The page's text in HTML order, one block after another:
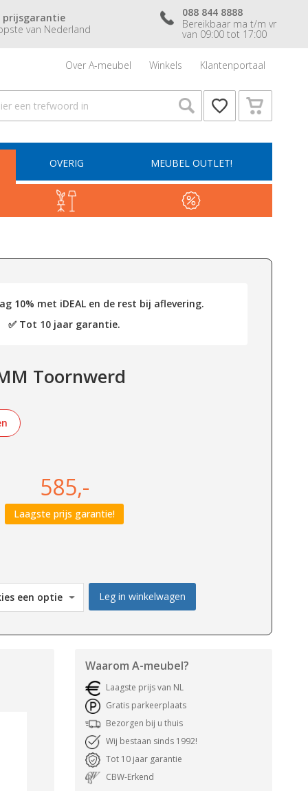
prijsgarantie
van Nederland
088 844 8888
Bereikbaar ma t/m vr
van 09:00 tot 17:00
Over A-meubel Winkels Klantenportaal
OVERIG MEUBEL OUTLET!
10% met iDEAL en de rest bij aflevering.
✅ Tot 10 jaar garantie.
Toornwerd
585,-
Laagste prijs garantie!
Leg in winkelwagen
Waarom A-meubel?
Laagste prijs van NL
Gratis parkeerplaats
Bezorgen bij u thuis
Wij bestaan sinds 1992!
Tot 10 jaar garantie
CBW-Erkend